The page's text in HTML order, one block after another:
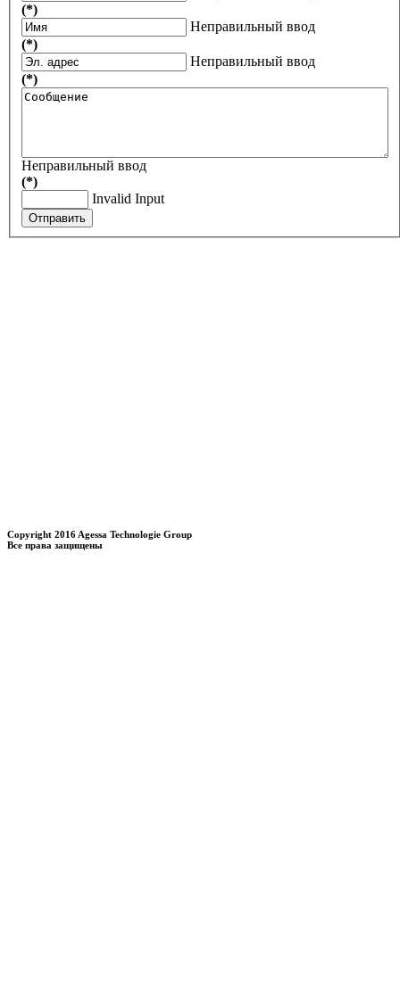
(*)
Неправильный ввод
(*)
Неправильный ввод
(*)
Неправильный ввод
(*)
Invalid Input
Отправить
Copyright 2016 Agessa Technologie Group
Все права защищены